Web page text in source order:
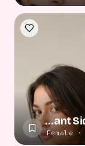
Elegant Side Gaze
Female